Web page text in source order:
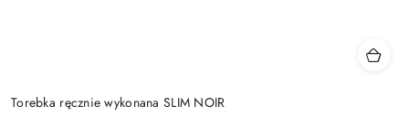
Torebka ręcznie wykonana SLIM NOIR